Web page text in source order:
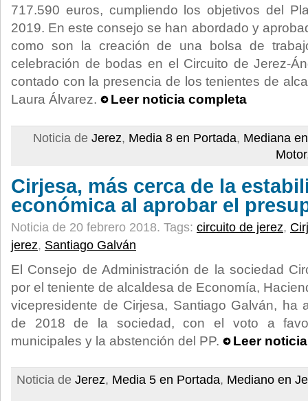
717.590 euros, cumpliendo los objetivos del
2019. En este consejo se han abordado y
como son la creación de una bolsa de
celebración de bodas en el Circuito de Jerez-
contado con la presencia de los tenientes de
Laura Álvarez.
Leer noticia completa
Noticia de Jerez, Media 8 en Portada, Mediana
Motor
Cirjesa, más cerca de la
económica al aprobar el
Noticia de 20 febrero 2018. Tags: circuito de jerez,
jerez, Santiago Galván
El Consejo de Administración de la sociedad
por el teniente de alcaldesa de Economía,
vicepresidente de Cirjesa, Santiago Galván, ha
de 2018 de la sociedad, con el voto a
municipales y la abstención del PP.
Leer
Noticia de Jerez, Media 5 en Portada, Mediano en